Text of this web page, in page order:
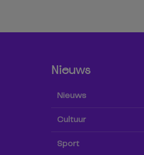
Nieuws
Nieuws
Cultuur
Sport